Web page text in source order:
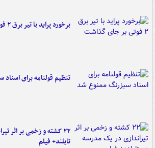
برخورد پراید با تیر برق ۲ فوتی بر جای گذاشت
تنظیم قولنامه برای
۲۲ کشته و زخمی بر اثر
تایلند+ فیلم